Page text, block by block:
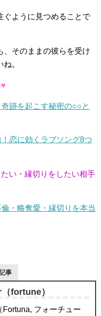
ぐように見つめることで
、そのままの彼らを受け
。
跡を起こす秘密の○○と
恋に効くラブソング8つ
い・縁切りをしたい相手
・略奪愛・縁切りを本当
事
fortune）
Fortuna, フォーチュー